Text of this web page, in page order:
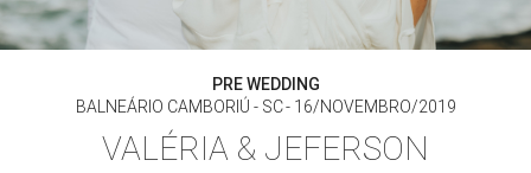
PRE WEDDING
BALNEÁRIO CAMBORIÚ - SC
16/NOVEMBRO/2019
VALÉRIA & JEFERSON